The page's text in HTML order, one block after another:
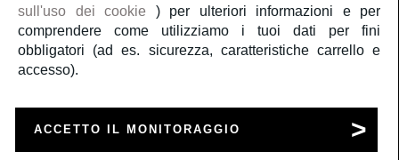
Parliamo di noi
sull'uso dei cookie
) per ulteriori informazioni e per
comprendere come utilizziamo i tuoi dati per fini
obbligatori (ad es. sicurezza, caratteristiche carrello e
accesso).
ACCETTO IL MONITORAGGIO